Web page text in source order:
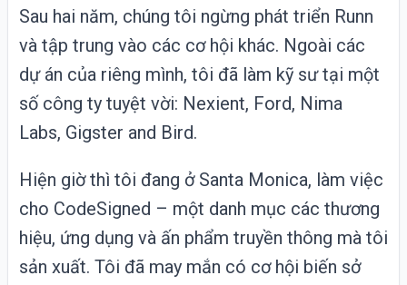
Sau hai năm, chúng tôi ngừng phát triển Runn
và tập trung vào các cơ hội khác. Ngoài các
dự án của riêng mình, tôi đã làm kỹ sư tại một
số công ty tuyệt vời: Nexient, Ford, Nima
Labs, Gigster and Bird.
Hiện giờ thì tôi đang ở Santa Monica, làm việc
cho CodeSigned – một danh mục các thương
hiệu, ứng dụng và ấn phẩm truyền thông mà tôi
sản xuất. Tôi đã may mắn có cơ hội biến sở